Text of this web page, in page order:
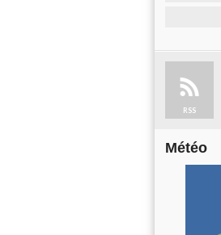
RSS
Météo